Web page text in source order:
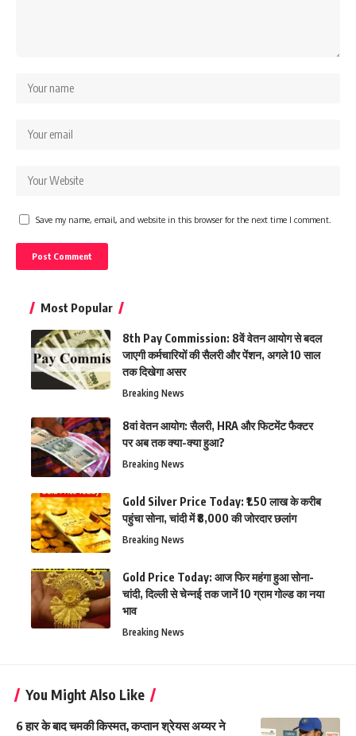
Save my name, email, and website in this browser for the next time I comment.
Most Popular
8th Pay Commission: 8वें वेतन आयोग से बदल
जाएगी कर्मचारियों की सैलरी और पेंशन, अगले 10 साल
तक दिखेगा असर
Breaking News
8वां वेतन आयोग: सैलरी, HRA और फिटमेंट फैक्टर
पर अब तक क्या-क्या हुआ?
Breaking News
Gold Silver Price Today: ₹1.50 लाख के करीब
पहुंचा सोना, चांदी में ₹8,000 की जोरदार छलांग
Breaking News
Gold Price Today: आज फिर महंगा हुआ सोना-
चांदी, दिल्ली से चेन्नई तक जानें 10 ग्राम गोल्ड का नया
भाव
Breaking News
You Might Also Like
6 हार के बाद चमकी किस्मत, कप्तान श्रेयस अय्यर ने